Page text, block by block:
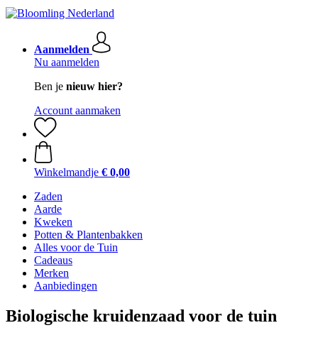
Aanmelden
Nu aanmelden
Ben je nieuw hier?
Account aanmaken
Winkelmandje € 0,00
Zaden
Aarde
Kweken
Potten & Plantenbakken
Alles voor de Tuin
Cadeaus
Merken
Aanbiedingen
Biologische kruidenzaad voor de tuin